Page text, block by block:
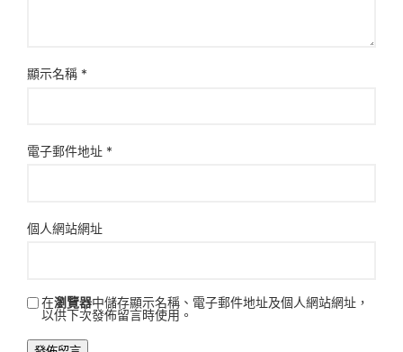
顯示名稱 *
電子郵件地址 *
個人網站網址
在瀏覽器中儲存顯示名稱、電子郵件地址及個人網站網址，
以供下次發佈留言時使用。